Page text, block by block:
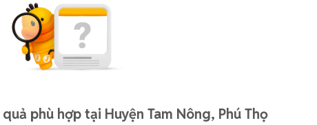
phù hợp tại Huyện Tam Nông, Phú Thọ